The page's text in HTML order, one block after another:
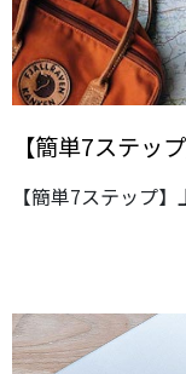
【簡単7ステッ
【簡単7ステップ